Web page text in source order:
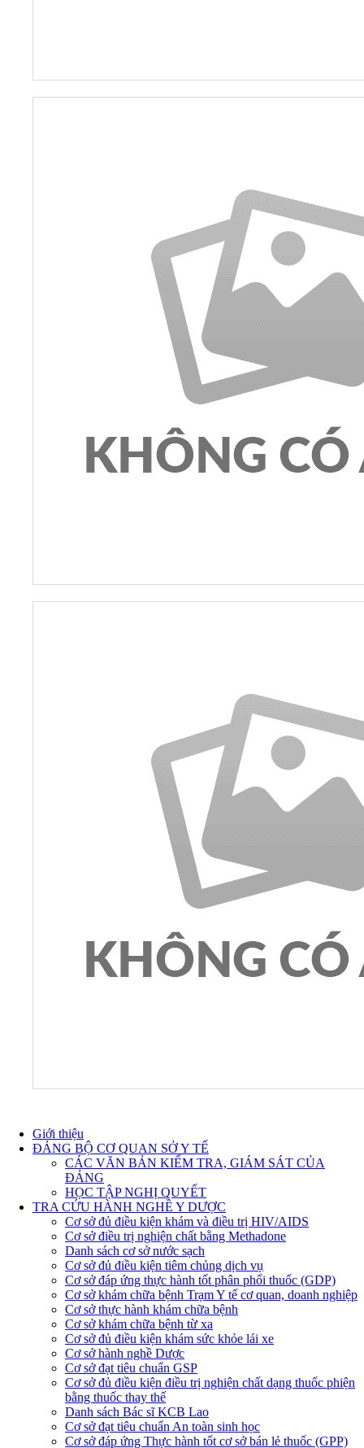
Giới thiệu
ĐẢNG BỘ CƠ QUAN SỞ Y TẾ
CÁC VĂN BẢN KIỂM TRA, GIÁM SÁT CỦA
ĐẢNG
HỌC TẬP NGHỊ QUYẾT
TRA CỨU HÀNH NGHỀ Y DƯỢC
Cơ sở đủ điều kiện khám và điều trị HIV/AIDS
Cơ sở điều trị nghiện chất bằng Methadone
Danh sách cơ sở nước sạch
Cơ sở đủ điều kiện tiêm chủng dịch vụ
Cơ sở đáp ứng thực hành tốt phân phối thuốc (GDP)
Cơ sở khám chữa bệnh Trạm Y tế cơ quan, doanh nghiệp
Cơ sở thực hành khám chữa bệnh
Cơ sở khám chữa bệnh từ xa
Cơ sở đủ điều kiện khám sức khỏe lái xe
Cơ sở hành nghề Dược
Cơ sở đạt tiêu chuẩn GSP
Cơ sở đủ điều kiện điều trị nghiện chất dạng thuốc phiện
bằng thuốc thay thế
Danh sách Bác sĩ KCB Lao
Cơ sở đạt tiêu chuẩn An toàn sinh học
Cơ sở đáp ứng Thực hành tốt cơ sở bán lẻ thuốc (GPP)